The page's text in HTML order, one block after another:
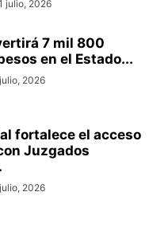
julio, 2026
7 mil 800
en el Estado...
2026
fortalece el acceso
Juzgados
2026